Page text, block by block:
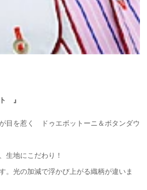
』
目を惹く ドゥエボットーニ＆ボタンダウ
生地にこだわり！
。光の加減で浮かび上がる織柄が違いま